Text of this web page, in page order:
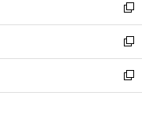
ド
ウ
で
開
く
ィ
ン
ド
ウ
で
開
い
ウ
ィ
ン
ド
ウ
新
し
い
ウ
ィ
ン
新
し
い
ウ
新
し